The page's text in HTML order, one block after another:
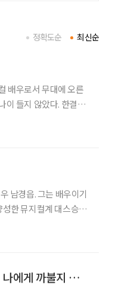
최신순
정확도순
배우로서 무대에 오른
이 들지 않았다. 한결같
남경읍. 그는 배우이기
한 뮤지컬계 대스승이
처음과 끝이 같은 남자, 배우 남경읍, “어느 날 인생이 나에게 까불지 말라고 말했다”